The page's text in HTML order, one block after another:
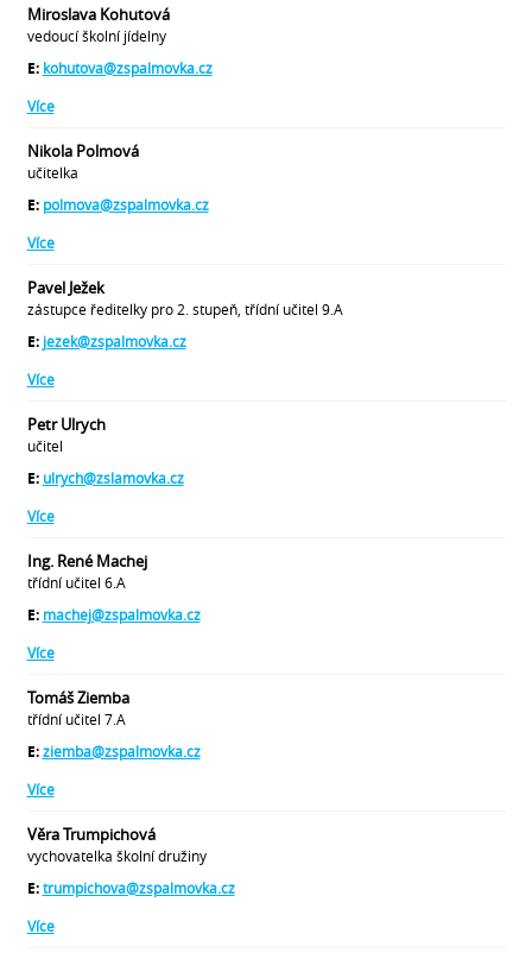
Miroslava Kohutová
vedoucí školní jídelny
E: kohutova@zspalmovka.cz
Více
Nikola Polmová
učitelka
E: polmova@zspalmovka.cz
Více
Pavel Ježek
zástupce ředitelky pro 2. stupeň, třídní učitel 9.A
E: jezek@zspalmovka.cz
Více
Petr Ulrych
učitel
E: ulrych@zslamovka.cz
Více
Ing. René Machej
třídní učitel 6.A
E: machej@zspalmovka.cz
Více
Tomáš Ziemba
třídní učitel 7.A
E:ziemba@zspalmovka.cz
Více
Věra Trumpichová
vychovatelka školní družiny
E:trumpichova@zspalmovka.cz
Více